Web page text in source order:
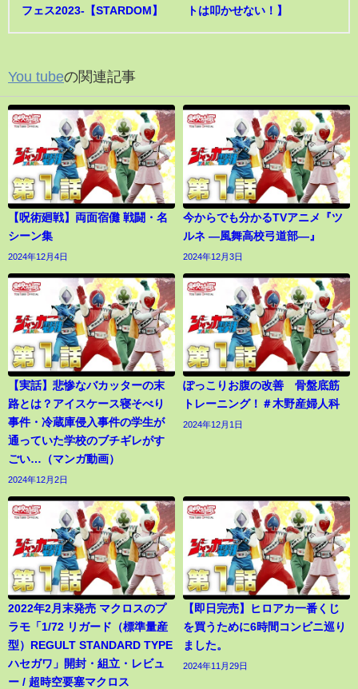
フェス2023-【STARDOM】 トは叩かせない！】
You tubeの関連記事
【呪術廻戦】両面宿儺 戦闘・名
シーン集
2024年12月4日
今からでも分かるTVアニメ『ツ
ルネ ―風舞高校弓道部―』
2024年12月3日
【実話】悲惨なバカッターの末
路とは？アイスケース寝そべり
事件・冷蔵庫侵入事件の学生が
通っていた学校のブチギレがす
ごい…（マンガ動画）
2024年12月2日
ぽっこりお腹の改善 骨盤底筋
トレーニング！＃木野産婦人科
2024年12月1日
2022年2月末発売 マクロスのプ
ラモ「1/72 リガード（標準量産
型）REGULT STANDARD TYPE
ハセガワ」開封・組立・レビュ
ー / 超時空要塞マクロス
【即日完売】ヒロアカ一番くじ
を買うために6時間コンビニ巡り
ました。
2024年11月29日